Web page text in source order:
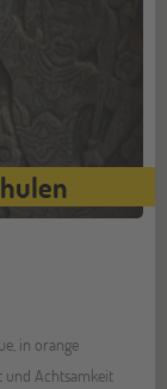
in orange
und Achtsamkeit